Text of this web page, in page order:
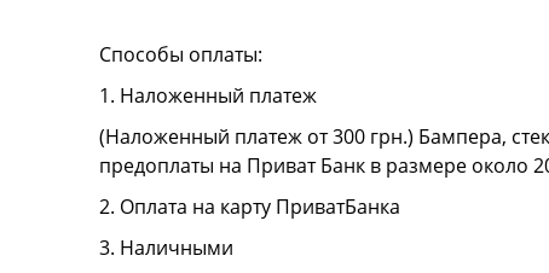
Способы оплаты:
1. Наложенный платеж
(Наложенный платеж от 300 грн.) Бампера,
предоплаты на Приват Банк в размере около
2. Оплата на карту ПриватБанка
3. Наличными